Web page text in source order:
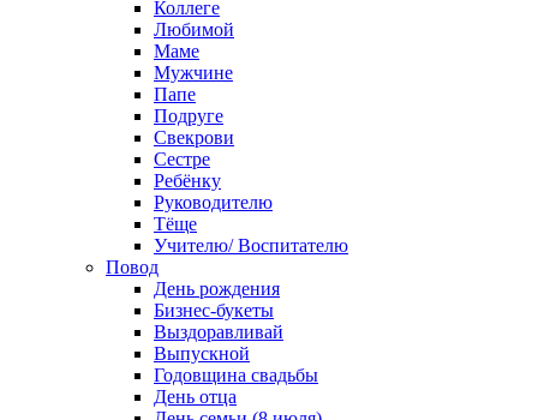
Коллеге
Любимой
Маме
Мужчине
Папе
Подруге
Свекрови
Сестре
Ребёнку
Руководителю
Тёще
Учителю/ Воспитателю
Повод
День рождения
Бизнес-букеты
Выздоравливай
Выпускной
Годовщина свадьбы
День отца